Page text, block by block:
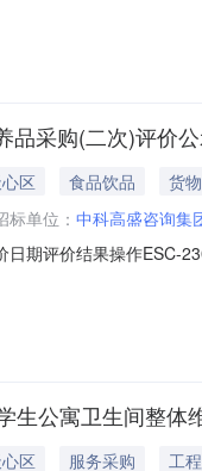
决方案并完成项目实施
品采购(二次)评价
区 食品饮品
货物
标单位： 中科高盛咨询集
日期评价结果操作ESC-
黑龙江省雪上
生公寓卫生间整体
区 服务采购
工程